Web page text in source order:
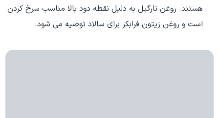
هستند. روغن نارگیل به دلیل نقطه دود بالا مناسب سرخ کردن
است و روغن زیتون فرابکر برای سالاد توصیه می شود.